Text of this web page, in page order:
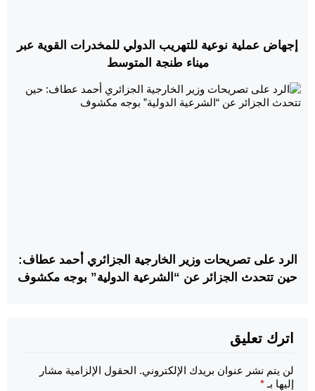
إجهاض عملية نوعية للتهريب الدولي للمخدرات القوية عبر
ميناء طنجة المتوسط
الرد على تصريحات وزير الخارجية الجزائري أحمد عطاف:
حين تتحدث الجزائر عن “الشرعية الدولية” بوجه مكشوف
اترك تعليق
لن يتم نشر عنوان بريدك الإلكتروني. الحقول الإلزامية مشار
إليها بـ *